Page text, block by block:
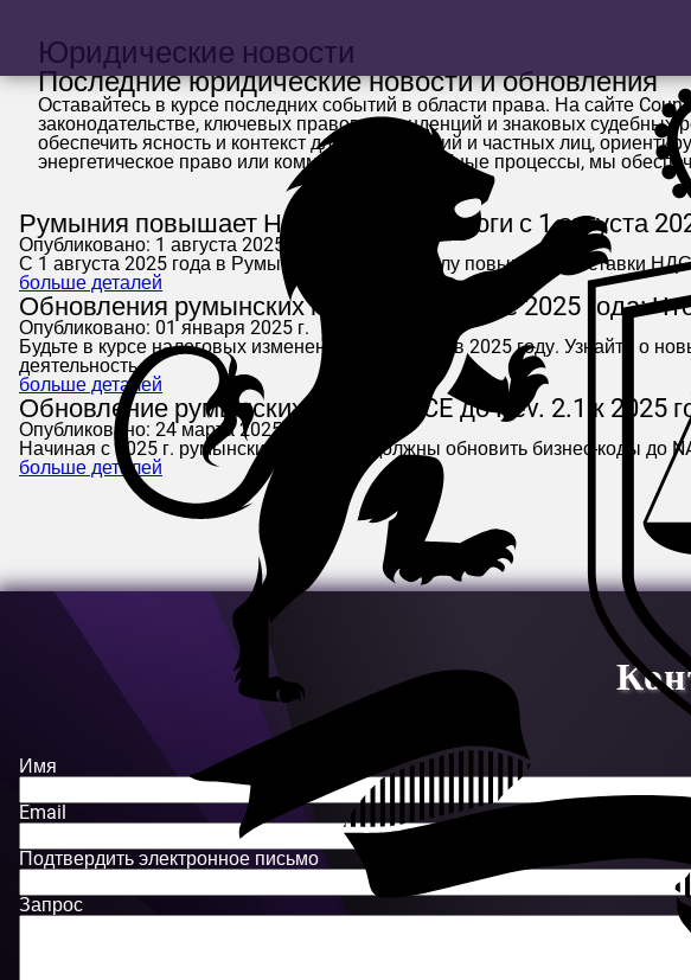
Юридические новости
Последние юридические новости и обновления
Оставайтесь в курсе последних событий в области права. На сайте
законодательстве, ключевых правовых тенденций и знаковых
обеспечить ясность и контекст для предприятий и частных лиц,
энергетическое право или коммерческие судебные процессы, мы
Румыния повышает НДС и другие налоги с 1 августа
Опубликовано: 1 августа 2025 года
С 1 августа 2025 года в Румынии вступают в силу повышенные ставки
больше деталей
Обновления румынских налогов в январе 2025 года:
Опубликовано: 01 января 2025 г.
Будьте в курсе налоговых изменений в Румынии в 2025 году. Узнайте о
деятельность.
больше деталей
Обновление румынских кодов NACE до Rev. 2.1 к 2025
Опубликовано: 24 марта 2025 г.
Начиная с 2025 г. румынские компании должны обновить бизнес-коды до
больше деталей
Имя
Email
Подтвердить электронное письмо
Запрос